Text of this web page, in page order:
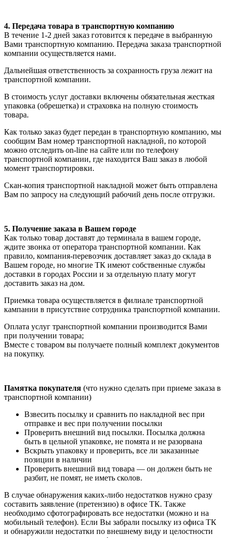
4. Передача товара в транспортную компанию
В течение 1-2 дней заказ готовится к передаче в выбранную
Вами транспортную компанию. Передача заказа транспортной
компании осуществляется нами.
Дальнейшая ответственность за сохранность груза лежит на
транспортной компании.
В стоимость услуг доставки включены обязательная жесткая
упаковка (обрешетка) и страховка на полную стоимость
товара.
Как только заказ будет передан в транспортную компанию, мы
сообщим Вам номер транспортной накладной, по которой
можно отследить on-line на сайте или по телефону
транспортной компании, где находится Ваш заказ в любой
момент транспортировки.
Скан-копия транспортной накладной может быть отправлена
Вам по запросу на следующий рабочий день после отгрузки.
5. Получение заказа в Вашем городе
Как только товар доставят до терминала в вашем городе,
ждите звонка от оператора транспортной компании. Как
правило, компания-перевозчик доставляет заказ до склада в
Вашем городе, но многие ТК имеют собственные службы
доставки в городах России и за отдельную плату могут
доставить заказ на дом.
Приемка товара осуществляется в филиале транспортной
кампании в присутствие сотрудника транспортной компании.
Оплата услуг транспортной компании производится Вами
при получении товара;
Вместе с товаром вы получаете полный комплект документов
на покупку.
Памятка покупателя (что нужно сделать при приеме заказа в
транспортной компании)
Взвесить посылку и сравнить по накладной вес при
отправке и вес при получении посылки
Проверить внешний вид посылки. Посылка должна
быть в цельной упаковке, не помята и не разорвана
Вскрыть упаковку и проверить, все ли заказанные
позиции в наличии
Проверить внешний вид товара — он должен быть не
разбит, не помят, не иметь сколов.
В случае обнаружения каких-либо недостатков нужно сразу
составить заявление (претензию) в офисе ТК. Также
необходимо сфотографировать все недостатки (можно и на
мобильный телефон). Если Вы забрали посылку из офиса ТК
и обнаружили недостатки по внешнему виду и целостности